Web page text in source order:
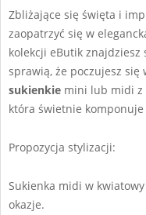
Zbliżające się święta i
zaopatrzyć się w
kolekcji eButik znajdziesz
sprawią, że poczujesz się
sukienkie mini lub midi z
która świetnie
Propozycja stylizacji:
Sukienka midi w
okazje.